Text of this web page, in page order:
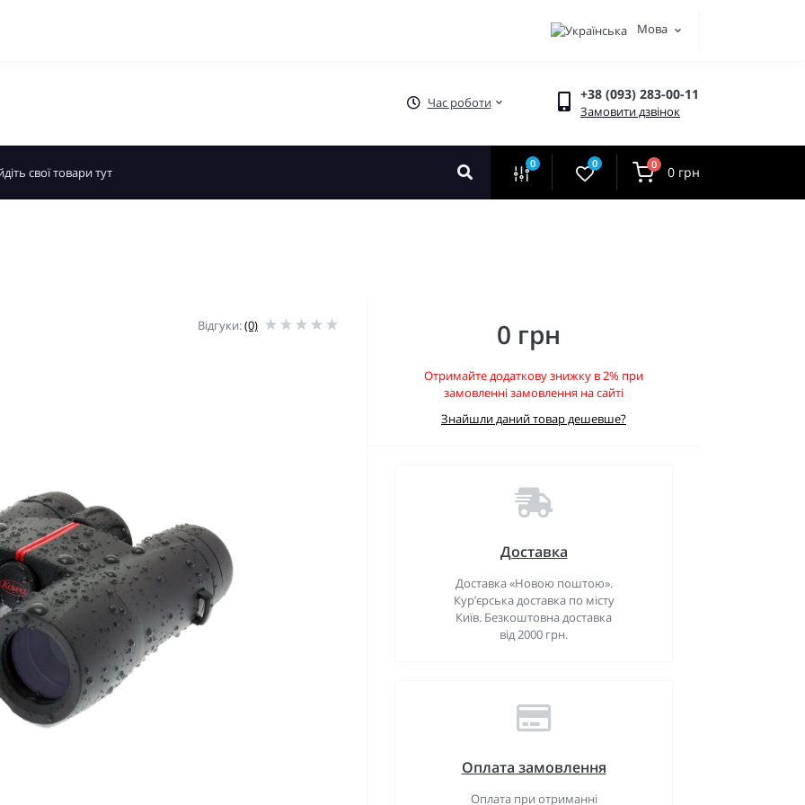
Мова
Час роботи +38 (093) 283-00-11
Замовити дзвінок
0 0 0 0 грн
Відгуки:(0) 0 грн
Отримайте додаткову знижку в 2% при
замовленні замовлення на сайті
Знайшли даний товар дешевше?
Доставка
Доставка «Новою поштою».
Кур’єрська доставка по місту
Київ. Безкоштовна доставка
від 2000 грн.
Оплата замовлення
Оплата при отриманні